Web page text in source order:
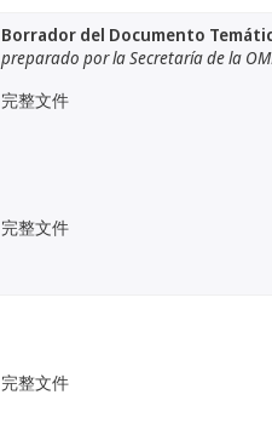
Borrador del Documento
preparado por la Secretaría de la
完整文件
完整文件
完整文件